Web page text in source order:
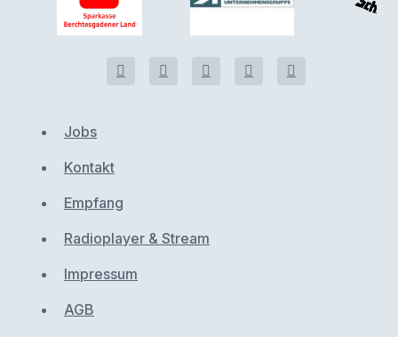
Jobs
Kontakt
Empfang
Radioplayer & Stream
Impressum
AGB